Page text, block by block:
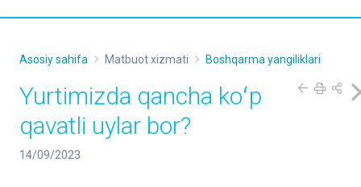
Asosiy sahifa Matbuot xizmati Boshqarma yangiliklari
Yurtimizda qancha koʻp
qavatli uylar bor?
14/09/2023